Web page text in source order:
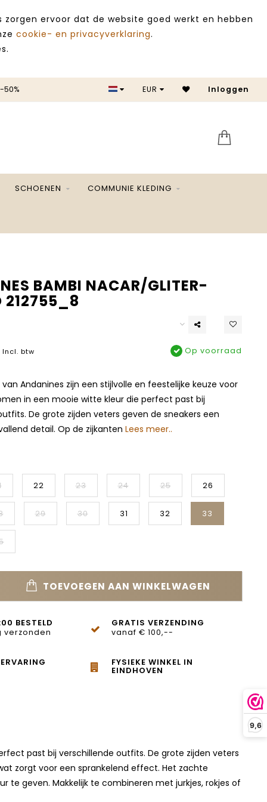
9,6
ervoor dat de website goed werkt en hebben
cookie- en privacyverklaring.
50% SALE
EUR Inloggen
SCHOENEN COMMUNIE KLEDING
BAMBI NACAR/GLITER-
212755_8
Incl. btw Op voorraad
van Andanines zijn een stijlvolle en feestelijke keuze voor
in een mooie witte kleur die perfect past bij
De grote zijden veters geven de sneakers een
detail. Op de zijkanten Lees meer..
22 23 24 25 26
29 30 31 32 33
TOEVOEGEN AAN WINKELWAGEN
BESTELD
verzonden
GRATIS VERZENDING
vanaf € 100,--
FYSIEKE WINKEL IN
EINDHOVEN
past bij verschillende outfits. De grote zijden veters
zorgt voor een sprankelend effect. Het zachte
geven. Makkelijk te combineren met jurkjes, rokjes of